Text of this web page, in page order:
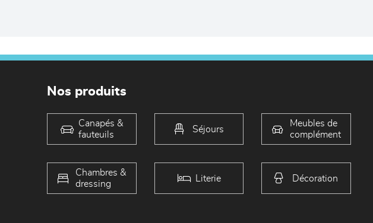
Nos produits
Canapés &
fauteuils
Séjours
Meubles de
complément
Chambres &
dressing
Literie Décoration